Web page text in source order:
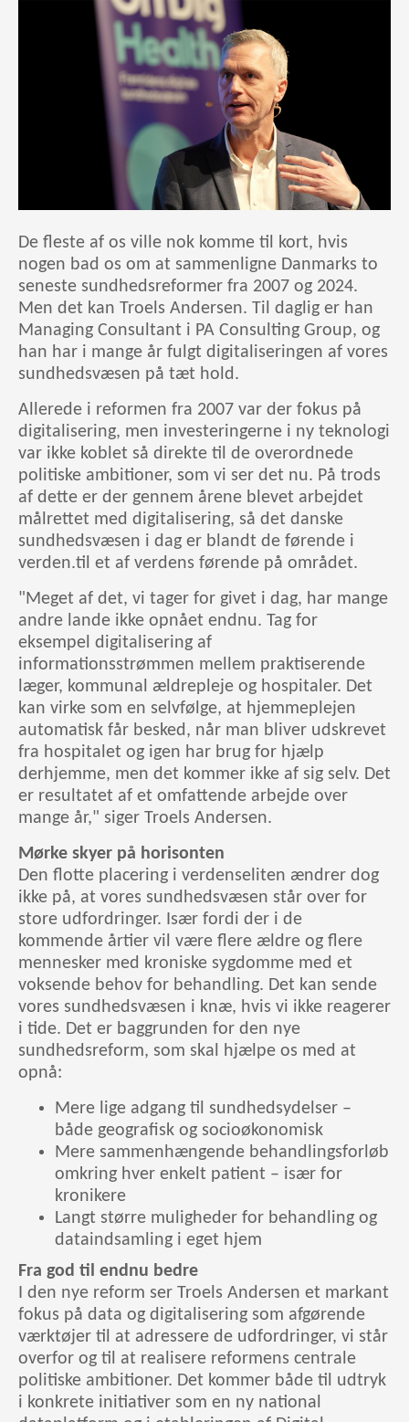
De fleste af os ville nok komme til kort, hvis
nogen bad os om at sammenligne Danmarks to
seneste sundhedsreformer fra 2007 og 2024.
Men det kan Troels Andersen. Til daglig er han
Managing Consultant i PA Consulting Group, og
han har i mange år fulgt digitaliseringen af vores
sundhedsvæsen på tæt hold.
Allerede i reformen fra 2007 var der fokus på
digitalisering, men investeringerne i ny teknologi
var ikke koblet så direkte til de overordnede
politiske ambitioner, som vi ser det nu. På trods
af dette er der gennem årene blevet arbejdet
målrettet med digitalisering, så det danske
sundhedsvæsen i dag er blandt de førende i
verden.til et af verdens førende på området.
"Meget af det, vi tager for givet i dag, har mange
andre lande ikke opnået endnu. Tag for
eksempel digitalisering af
informationsstrømmen mellem praktiserende
læger, kommunal ældrepleje og hospitaler. Det
kan virke som en selvfølge, at hjemmeplejen
automatisk får besked, når man bliver udskrevet
fra hospitalet og igen har brug for hjælp
derhjemme, men det kommer ikke af sig selv. Det
er resultatet af et omfattende arbejde over
mange år," siger Troels Andersen.
Mørke skyer på horisonten
Den flotte placering i verdenseliten ændrer dog
ikke på, at vores sundhedsvæsen står over for
store udfordringer. Især fordi der i de
kommende årtier vil være flere ældre og flere
mennesker med kroniske sygdomme med et
voksende behov for behandling. Det kan sende
vores sundhedsvæsen i knæ, hvis vi ikke reagerer
i tide. Det er baggrunden for den nye
sundhedsreform, som skal hjælpe os med at
opnå:
Mere lige adgang til sundhedsydelser –
både geografisk og socioøkonomisk
Mere sammenhængende behandlingsforløb
omkring hver enkelt patient – især for
kronikere
Langt større muligheder for behandling og
dataindsamling i eget hjem
Fra god til endnu bedre
I den nye reform ser Troels Andersen et markant
fokus på data og digitalisering som afgørende
værktøjer til at adressere de udfordringer, vi står
overfor og til at realisere reformens centrale
politiske ambitioner. Det kommer både til udtryk
i konkrete initiativer som en ny national